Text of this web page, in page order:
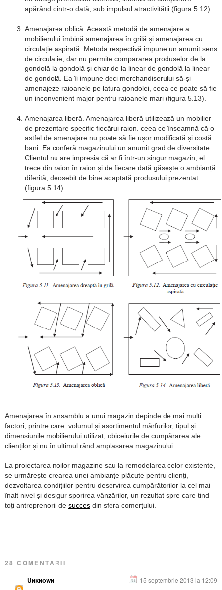
apărând dintr-o dată, sub impulsul atractivității (figura 5.12).
Amenajarea oblică. Această metodă de amenajare a
mobilierului îmbină amenajarea în grilă și amenajarea cu
circulație aspirată. Metoda respectivă impune un anumit sens
de circulație, dar nu permite compararea produselor de la
gondolă la gondolă și chiar de la linear de gondolă la linear
de gondolă. Ea îi impune deci merchandiserului să-și
amenajeze raioanele pe latura gondolei, ceea ce poate să fie
un inconvenient major pentru raioanele mari (figura 5.13).
Amenajarea liberă. Amenajarea liberă utilizează un mobilier
de prezentare specific fiecărui raion, ceea ce înseamnă că o
astfel de amenajare nu poate să fie ușor modificată și costă
bani. Ea conferă magazinului un anumit grad de diversitate.
Clientul nu are impresia că ar fi într-un singur magazin, el
trece din raion în raion și de fiecare dată găsește o ambianță
diferită, deosebit de bine adaptată produsului prezentat
(figura 5.14).
Amenajarea în ansamblu a unui magazin depinde de mai mulți
factori, printre care: volumul și asortimentul mărfurilor, tipul și
dimensiunile mobilierului utilizat, obiceiurile de cumpărarea ale
clienților și nu în ultimul rând amplasarea magazinului.
La proiectarea noilor magazine sau la remodelarea celor existente,
se urmărește crearea unei ambianțe plăcute pentru clienți,
dezvoltarea condițiilor pentru deservirea cumpărătorilor la cel mai
înalt nivel și desigur sporirea vânzărilor, un rezultat spre care tind
toți antreprenorii de succes din sfera comerțului.
28 COMENTARII
Unknown
15 septembrie 2013 la 12:09